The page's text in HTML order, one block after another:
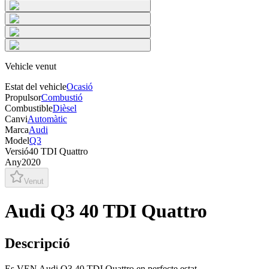
Vehicle venut
Estat del vehicleOcasió
PropulsorCombustió
CombustibleDièsel
CanviAutomàtic
MarcaAudi
ModelQ3
Versió40 TDI Quattro
Any2020
Venut
Audi Q3 40 TDI Quattro
Descripció